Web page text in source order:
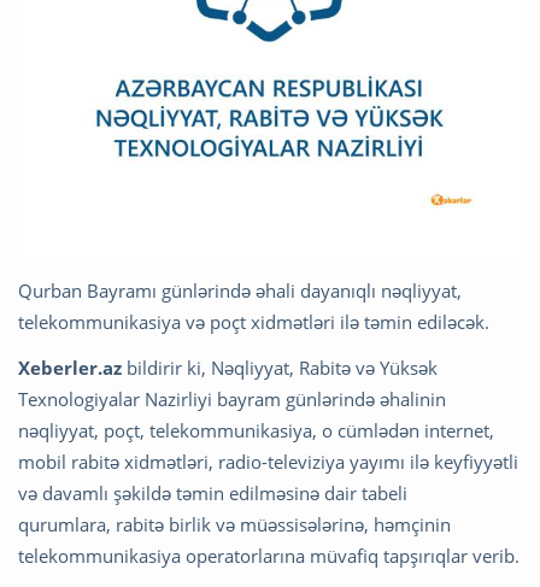
Qurban Bayramı günlərində əhali dayanıqlı nəqliyyat,
telekommunikasiya və poçt xidmətləri ilə təmin ediləcək.
Xeberler.az bildirir ki, Nəqliyyat, Rabitə və Yüksək
Texnologiyalar Nazirliyi bayram günlərində əhalinin
nəqliyyat, poçt, telekommunikasiya, o cümlədən internet,
mobil rabitə xidmətləri, radio-televiziya yayımı ilə keyfiyyətli
və davamlı şəkildə təmin edilməsinə dair tabeli
qurumlara, rabitə birlik və müəssisələrinə, həmçinin
telekommunikasiya operatorlarına müvafiq tapşırıqlar verib.